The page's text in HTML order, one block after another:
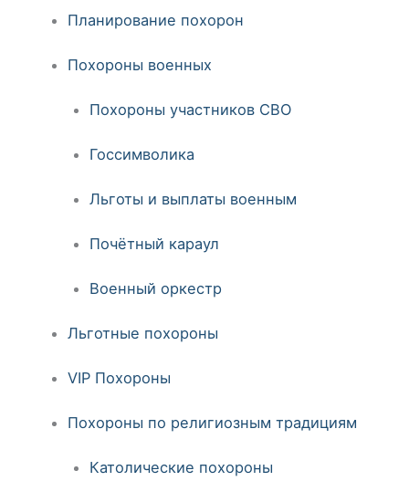
Планирование похорон
Похороны военных
Похороны участников СВО
Госсимволика
Льготы и выплаты военным
Почётный караул
Военный оркестр
Льготные похороны
VIP Похороны
Похороны по религиозным традициям
Католические похороны